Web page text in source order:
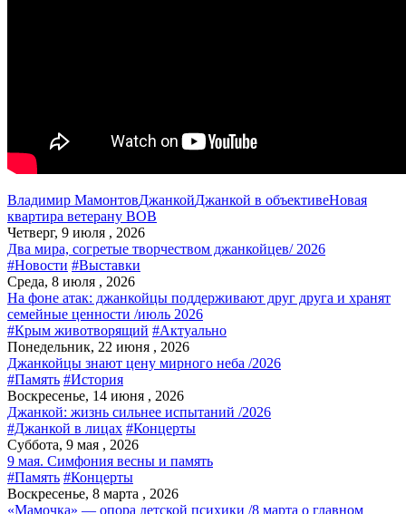
Владимир МамонтовДжанкойДжанкой в объективеНовая
квартира ветерану ВОВ
Четверг, 9 июля , 2026
Два мира, согретые творчеством джанкойцев/ 2026
#Новости #Выставки
Среда, 8 июля , 2026
На фоне атак: джанкойцы поддерживают друг друга и хранят
семейные ценности /июль 2026
#Крым животворящий #Актуально
Понедельник, 22 июня , 2026
Джанкойцы знают цену мирного неба /2026
#Память #История
Воскресенье, 14 июня , 2026
Джанкой: жизнь сильнее испытаний /2026
#Джанкой в лицах #Концерты
Суббота, 9 мая , 2026
9 мая. Симфония весны и память
#Память #Концерты
Воскресенье, 8 марта , 2026
«Мамочка» — опора детской психики /8 марта о главном